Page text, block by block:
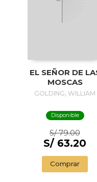
EL SEÑOR DE
MOSCAS
GOLDING, WILLIAM
Disponible
S/ 79.00
S/ 63.20
Comprar